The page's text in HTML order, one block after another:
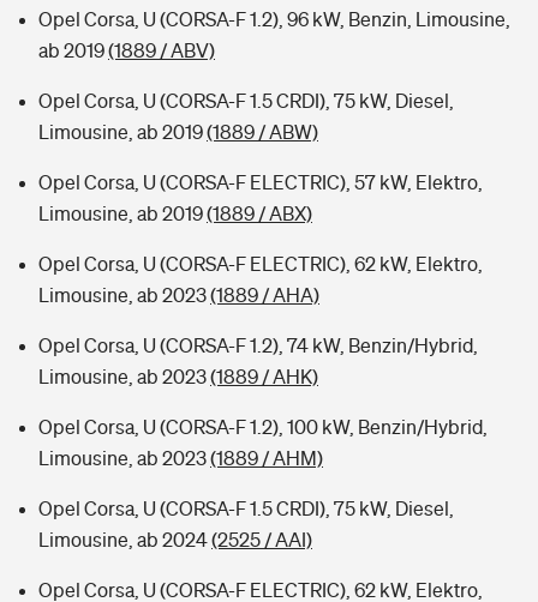
Opel Corsa, U (CORSA-F 1.2), 96 kW, Benzin, Limousine,
ab 2019(1889 / ABV)
Opel Corsa, U (CORSA-F 1.5 CRDI), 75 kW, Diesel,
Limousine, ab 2019(1889 / ABW)
Opel Corsa, U (CORSA-F ELECTRIC), 57 kW, Elektro,
Limousine, ab 2019(1889 / ABX)
Opel Corsa, U (CORSA-F ELECTRIC), 62 kW, Elektro,
Limousine, ab 2023(1889 / AHA)
Opel Corsa, U (CORSA-F 1.2), 74 kW, Benzin/Hybrid,
Limousine, ab 2023(1889 / AHK)
Opel Corsa, U (CORSA-F 1.2), 100 kW, Benzin/Hybrid,
Limousine, ab 2023(1889 / AHM)
Opel Corsa, U (CORSA-F 1.5 CRDI), 75 kW, Diesel,
Limousine, ab 2024(2525 / AAI)
Opel Corsa, U (CORSA-F ELECTRIC), 62 kW, Elektro,